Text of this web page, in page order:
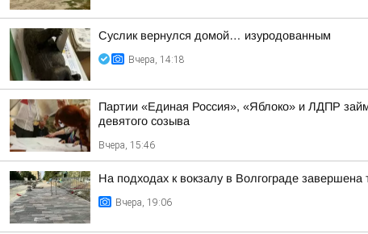
Суслик вернулся домой… изуродованным
Вчера, 14:18
Партии «Единая Россия», «Яблоко» и ЛДПР
девятого созыва
Вчера, 15:46
На подходах к вокзалу в Волгограде завершена
Вчера, 19:06